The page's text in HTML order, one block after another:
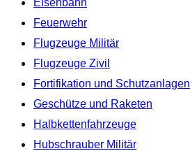
Eisenbahn
Feuerwehr
Flugzeuge Militär
Flugzeuge Zivil
Fortifikation und Schutzanlagen
Geschütze und Raketen
Halbkettenfahrzeuge
Hubschrauber Militär